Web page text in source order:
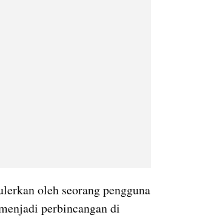
oleh seorang pengguna
perbincangan di